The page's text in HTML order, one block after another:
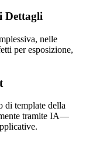
Dettagli
nelle
per esposizione,
di template della
tramite IA—